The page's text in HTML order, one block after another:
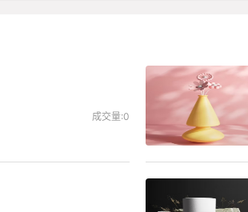
成交量:0